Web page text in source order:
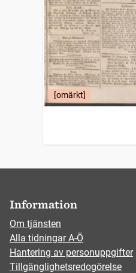
[omärkt]
Information
Om tjänsten
Alla tidningar A-Ö
Hantering av personuppgifter
Tillgänglighetsredogörelse